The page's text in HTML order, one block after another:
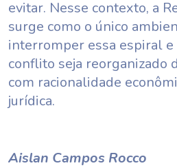
evitar. Nesse contexto, a
surge como o único
interromper essa espiral
conflito seja reorganizado
com racionalidade
jurídica.
Aislan Campos Rocco